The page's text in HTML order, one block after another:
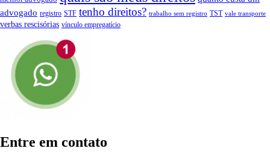
advogado registro STF tenho direitos? trabalho sem registro TST vale transporte
verbas rescisórias vínculo empregatício
Entre em contato